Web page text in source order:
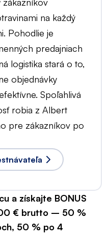
na každý
Pohodlie je
predajniach
logistika stará o to,
objednávky
Spoľahlivá
robia z Albert
pre zákazníkov po
a získajte BONUS
€ brutto – 50 %
50 % po 4